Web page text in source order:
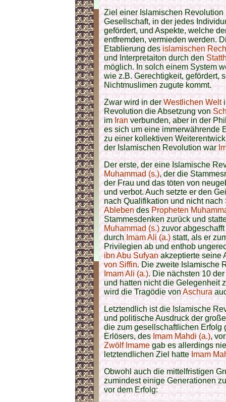
Ziel einer Islamischen
Gesellschaft, in der jedes
gefördert, und Aspekte, welche
entfremden, vermieden werden.
Etablierung desislamischen
und Interpretaiton durch den
möglich. In solch einem System
wie z.B. Gerechtigkeit, gefördert,
Nichtmuslimen zugute kommt.
Zwar wird in derWestlichen Welt
Revolution die Absetzung von
imIranverbunden, aber in der
es sich um eine immerwährende
zu einer kollektiven
der Islamischen Revolution war
Der erste, der eine Islamische
Muhammad (s.), der die
der Frau und das töten von
und verbot. Auch setzte er den
nach Qualifikation und nicht
AblebendesPropheten
Stammesdenken zurück und
Muhammad (s.)zuvor
durchImam Ali (a.)statt, als er
Privilegien ab und enthob
ibn Abu Sufyanakzeptierte seine
von Siffin. Die zweite Islamische
Imam Ali (a.). Die nächsten 10 der
und hatten nicht die Gelegenheit
wird die Tragödie vonAschura
Letztendlich ist die Islamische
und politische Ausdruck der
die zum gesellschaftlichen Erfolg
Erlösers, desImam Mahdi (a.),
Zwölf Imamegab es allerdings
letztendlichen Ziel hatteImam
Obwohl auch die mittelfristigen
zumindest einige Generationen
vor dem Erfolg: